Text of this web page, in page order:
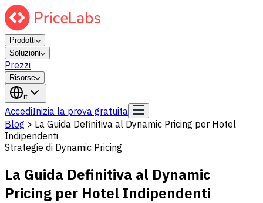
Prodotti
Soluzioni
Prezzi
Risorse
it
AccediInizia la prova gratuita
Blog > La Guida Definitiva al Dynamic Pricing per Hotel
Indipendenti
Strategie di Dynamic Pricing
La Guida Definitiva al Dynamic
Pricing per Hotel Indipendenti